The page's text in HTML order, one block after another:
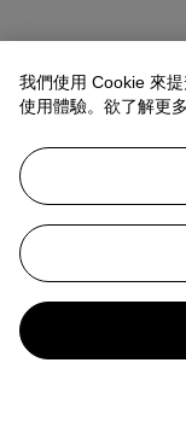
我們使用 Cookie 來
使用體驗。欲了解更